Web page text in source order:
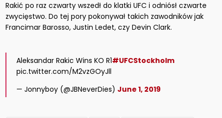
Rakić po raz czwarty wszedł do klatki UFC i odniósł czwarte
zwycięstwo. Do tej pory pokonywał takich zawodników jak
Francimar Barosso, Justin Ledet, czy Devin Clark.
Aleksandar Rakic Wins KO R1#UFCStockholm
pic.twitter.com/M2vzGOyJll
— Jonnyboy (@JBNeverDies)June 1, 2019